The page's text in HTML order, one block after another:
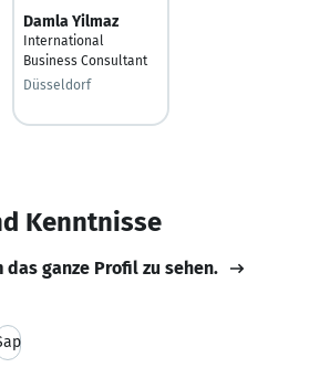
Damla Yilmaz
International
Business Consultant
Düsseldorf
Kenntnisse
das ganze Profil zu sehen.